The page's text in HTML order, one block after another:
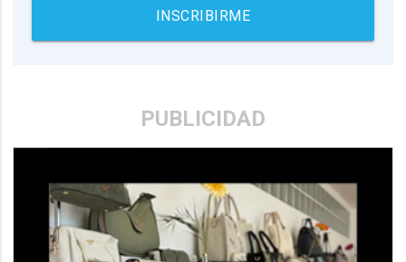
INSCRIBIRME
PUBLICIDAD